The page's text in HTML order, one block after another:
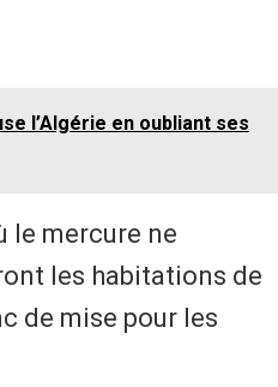
l’Algérie en oubliant ses
le mercure ne
les habitations de
de mise pour les